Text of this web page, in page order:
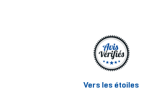
Vers les étoiles